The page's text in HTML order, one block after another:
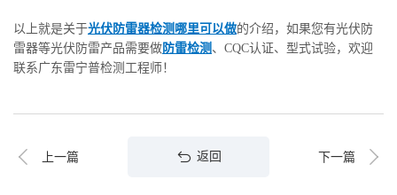
以上就是关于光伏防雷器检测哪里可以做的介绍，如果您有光伏防
雷器等光伏防雷产品需要做防雷检测 、CQC认证、型式试验，欢迎
联系广东雷宁普检测工程师！
上一篇 返回 下一篇